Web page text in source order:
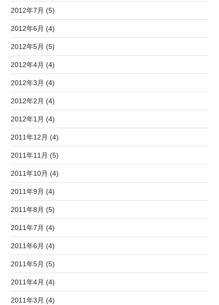
2012年7月 (5)
2012年6月 (4)
2012年5月 (5)
2012年4月 (4)
2012年3月 (4)
2012年2月 (4)
2012年1月 (4)
2011年12月 (4)
2011年11月 (5)
2011年10月 (4)
2011年9月 (4)
2011年8月 (5)
2011年7月 (4)
2011年6月 (4)
2011年5月 (5)
2011年4月 (4)
2011年3月 (4)